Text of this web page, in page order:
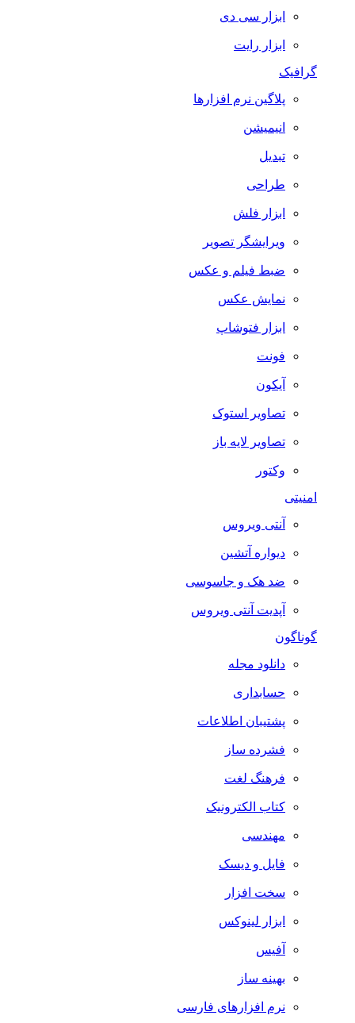
ابزار سی دی
ابزار رایت
گرافیک
پلاگین نرم افزارها
انیمیشن
تبدیل
طراحی
ابزار فلش
ویرایشگر تصویر
ضبط فيلم و عكس
نمایش عکس
ابزار فتوشاپ
فونت
آیکون
تصاویر استوک
تصاویر لایه باز
وکتور
امنیتی
آنتی ویروس
دیواره آتشین
ضد هک و جاسوسی
آپدیت آنتی ویروس
گوناگون
دانلود مجله
حسابداری
پشتیبان اطلاعات
فشرده ساز
فرهنگ لغت
کتاب الکترونیک
مهندسی
فایل و دیسک
سخت افزار
ابزار لینوکس
آفیس
بهینه ساز
نرم افزارهای فارسی